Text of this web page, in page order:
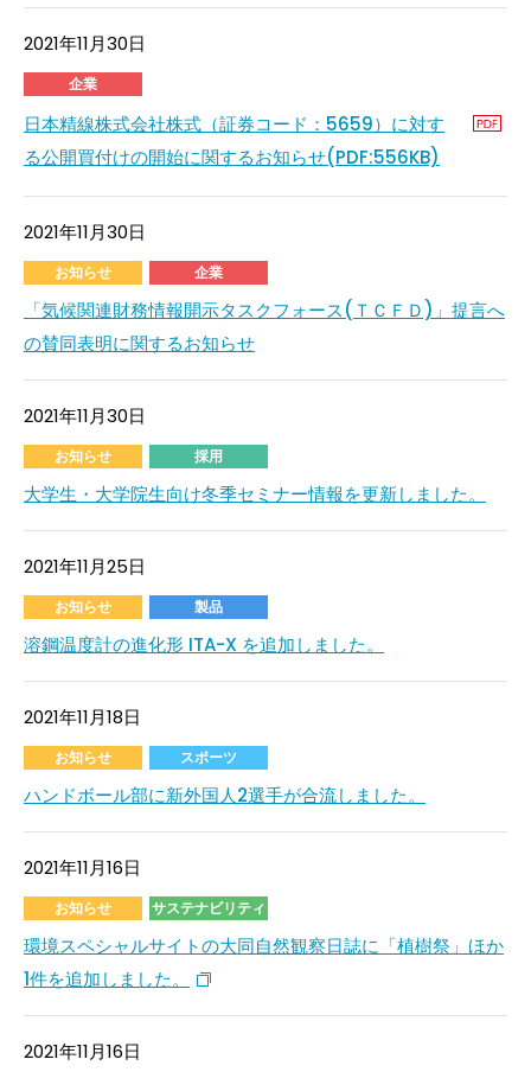
2021年11月30日
企業
日本精線株式会社株式（証券コード：5659）に対す
る公開買付けの開始に関するお知らせ(PDF:556KB)
2021年11月30日
お知らせ 企業
「気候関連財務情報開示タスクフォース(ＴＣＦＤ)」提言へ
の賛同表明に関するお知らせ
2021年11月30日
お知らせ 採用
大学生・大学院生向け冬季セミナー情報を更新しました。
2021年11月25日
お知らせ 製品
溶鋼温度計の進化形 ITA-X を追加しました。
2021年11月18日
お知らせ スポーツ
ハンドボール部に新外国人2選手が合流しました。
2021年11月16日
お知らせ サステナビリティ
環境スペシャルサイトの大同自然観察日誌に「植樹祭」ほか
1件を追加しました。
2021年11月16日